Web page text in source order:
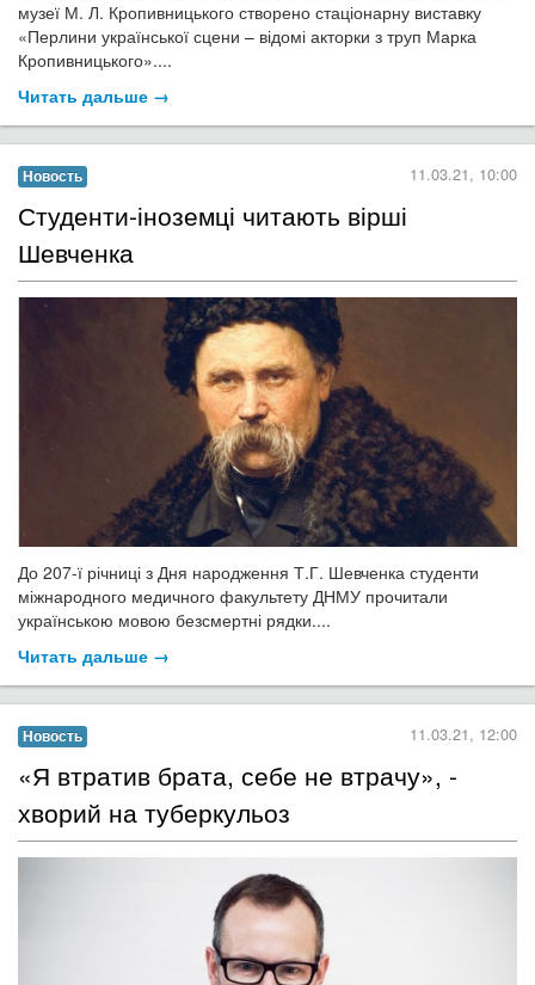
музеї М. Л. Кропивницького створено стаціонарну виставку
«Перлини української сцени – відомі акторки з труп Марка
Кропивницького»....
Читать дальше →
Новость 11.03.21, 10:00
Студенти-іноземці читають вірші
Шевченка
До 207-ї річниці з Дня народження Т.Г. Шевченка студенти
міжнародного медичного факультету ДНМУ прочитали
українською мовою безсмертні рядки....
Читать дальше →
Новость 11.03.21, 12:00
​«Я втратив брата, себе не втрачу», -
хворий на туберкульоз